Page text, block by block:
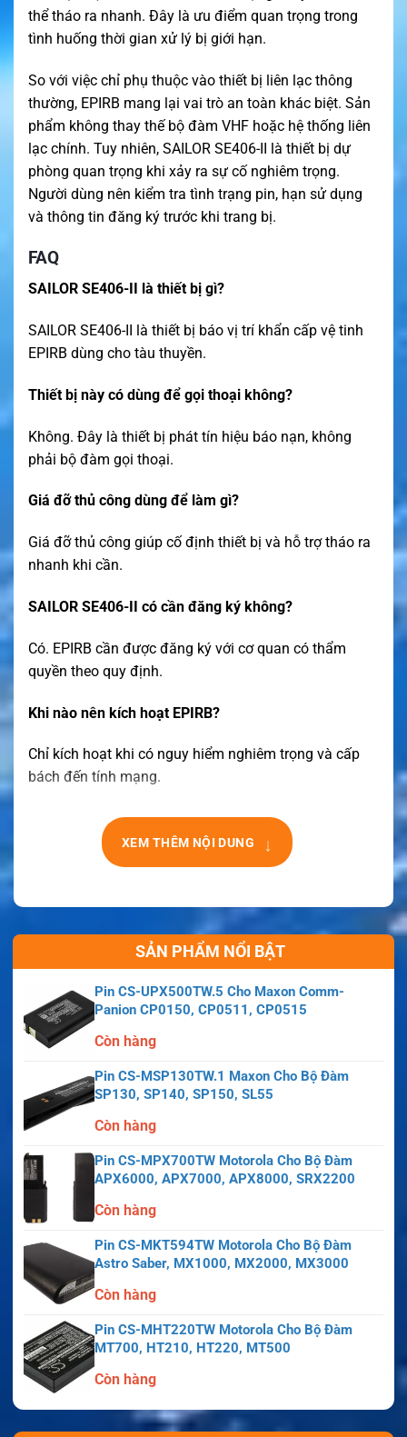
thể tháo ra nhanh. Đây là ưu điểm quan trọng trong
tình huống thời gian xử lý bị giới hạn.
So với việc chỉ phụ thuộc vào thiết bị liên lạc thông
thường, EPIRB mang lại vai trò an toàn khác biệt. Sản
phẩm không thay thế bộ đàm VHF hoặc hệ thống liên
lạc chính. Tuy nhiên, SAILOR SE406-II là thiết bị dự
phòng quan trọng khi xảy ra sự cố nghiêm trọng.
Người dùng nên kiểm tra tình trạng pin, hạn sử dụng
và thông tin đăng ký trước khi trang bị.
FAQ
SAILOR SE406-II là thiết bị gì?
SAILOR SE406-II là thiết bị báo vị trí khẩn cấp vệ tinh
EPIRB dùng cho tàu thuyền.
Thiết bị này có dùng để gọi thoại không?
Không. Đây là thiết bị phát tín hiệu báo nạn, không
phải bộ đàm gọi thoại.
Giá đỡ thủ công dùng để làm gì?
Giá đỡ thủ công giúp cố định thiết bị và hỗ trợ tháo ra
nhanh khi cần.
SAILOR SE406-II có cần đăng ký không?
Có. EPIRB cần được đăng ký với cơ quan có thẩm
quyền theo quy định.
Khi nào nên kích hoạt EPIRB?
Chỉ kích hoạt khi có nguy hiểm nghiêm trọng và cấp
bách đến tính mạng.
XEM THÊM NỘI DUNG ↓
SẢN PHẨM NỔI BẬT
Pin CS-UPX500TW.5 Cho Maxon Comm-
Panion CP0150, CP0511, CP0515
Còn hàng
Pin CS-MSP130TW.1 Maxon Cho Bộ Đàm
SP130, SP140, SP150, SL55
Còn hàng
Pin CS-MPX700TW Motorola Cho Bộ Đàm
APX6000, APX7000, APX8000, SRX2200
Còn hàng
Pin CS-MKT594TW Motorola Cho Bộ Đàm
Astro Saber, MX1000, MX2000, MX3000
Còn hàng
Pin CS-MHT220TW Motorola Cho Bộ Đàm
MT700, HT210, HT220, MT500
Còn hàng